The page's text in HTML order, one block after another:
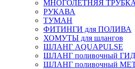
МНОГОЛЕТНЯЯ ТРУБКА
РУКАВА
ТУМАН
ФИТИНГИ для ПОЛИВА
ХОМУТЫ для шлангов
ШЛАНГ AQUAPULSE
ШЛАНГ поливочный
ШЛАНГ поливочный